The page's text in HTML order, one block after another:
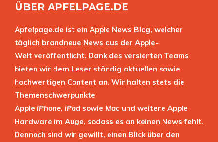
ÜBER APFELPAGE.DE
Apfelpage.de ist ein Apple News Blog, welcher
täglich brandneue News aus der Apple-
Welt veröffentlicht. Dank des versierten Teams
bieten wir dem Leser ständig aktuellen sowie
hochwertigen Content an. Wir halten stets die
Themenschwerpunkte
Apple iPhone, iPad sowie Mac und weitere Apple
Hardware im Auge, sodass es an keinen News fehlt.
Dennoch sind wir gewillt, einen Blick über den